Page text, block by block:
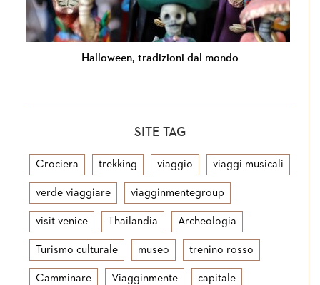
Halloween, tradizioni dal mondo
SITE TAG
Crociera trekking viaggio viaggi musicali
verde viaggiare viagginmentegroup
visit venice Thailandia Archeologia
Turismo culturale museo trenino rosso
Camminare Viagginmente capitale